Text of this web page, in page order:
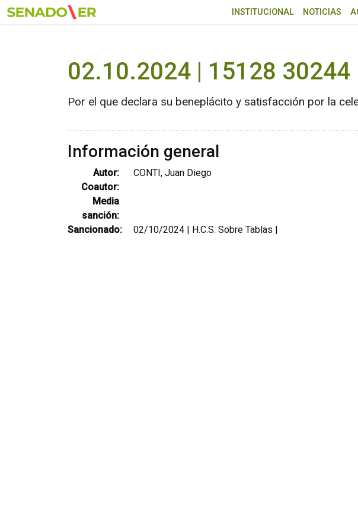
Ir al menú principal
INSTITUCIONAL NOTICIAS
02.10.2024 | 15128
Por el que declara su beneplácito y satisfacción por la
Información general
Autor:
CONTI, Juan Diego
Coautor:
Media
sanción:
Sancionado:
02/10/2024 | H.C.S. Sobre Tablas |